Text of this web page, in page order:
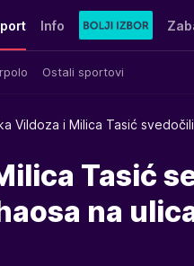
Ostali sportovi
Info
Vildoza i Milica Tasić svedočili
Tasić
na